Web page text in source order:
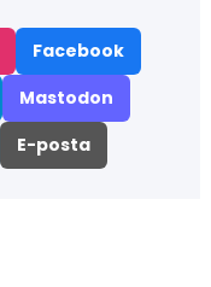
Facebook
Mastodon
E-posta